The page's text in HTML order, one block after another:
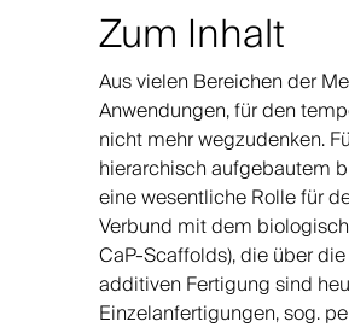
Zum Inhalt
Aus vielen Bereichen der
Anwendungen, für den
nicht mehr wegzudenken.
hierarchisch aufgebautem
eine wesentliche Rolle für
Verbund mit dem
CaP-Scaffolds), die über
additiven Fertigung sind
Einzelanfertigungen, sog.